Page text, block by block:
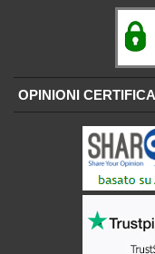
OPINIONI